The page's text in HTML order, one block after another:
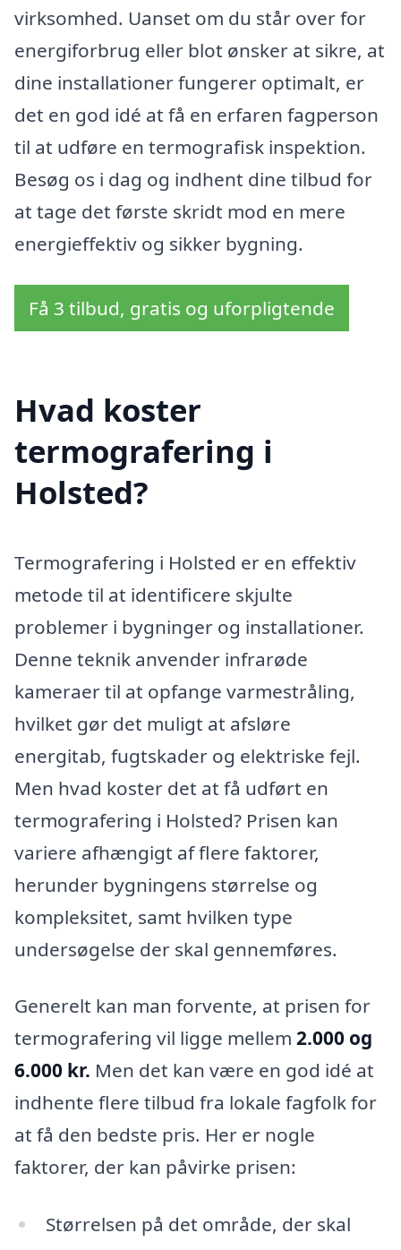
virksomhed. Uanset om du står over for
energiforbrug eller blot ønsker at sikre, at
dine installationer fungerer optimalt, er
det en god idé at få en erfaren fagperson
til at udføre en termografisk inspektion.
Besøg os i dag og indhent dine tilbud for
at tage det første skridt mod en mere
energieffektiv og sikker bygning.
Få 3 tilbud, gratis og uforpligtende
Hvad koster
termografering i
Holsted?
Termografering i Holsted er en effektiv
metode til at identificere skjulte
problemer i bygninger og installationer.
Denne teknik anvender infrarøde
kameraer til at opfange varmestråling,
hvilket gør det muligt at afsløre
energitab, fugtskader og elektriske fejl.
Men hvad koster det at få udført en
termografering i Holsted? Prisen kan
variere afhængigt af flere faktorer,
herunder bygningens størrelse og
kompleksitet, samt hvilken type
undersøgelse der skal gennemføres.
Generelt kan man forvente, at prisen for
termografering vil ligge mellem 2.000 og
6.000 kr. Men det kan være en god idé at
indhente flere tilbud fra lokale fagfolk for
at få den bedste pris. Her er nogle
faktorer, der kan påvirke prisen:
Størrelsen på det område, der skal